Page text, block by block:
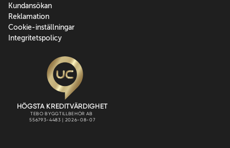
Kundansökan
Reklamation
Cookie-inställningar
Integritetspolicy